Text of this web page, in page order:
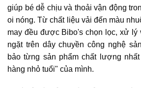
giúp bé dễ chịu và thoải vận động
oi nóng. Từ chất liệu vải đến màu
may đều được Bibo's chọn lọc, xử lý
ngặt trên dây chuyền công nghệ
bảo từng sản phẩm chất lượng
hàng nhỏ tuổi" của mình.